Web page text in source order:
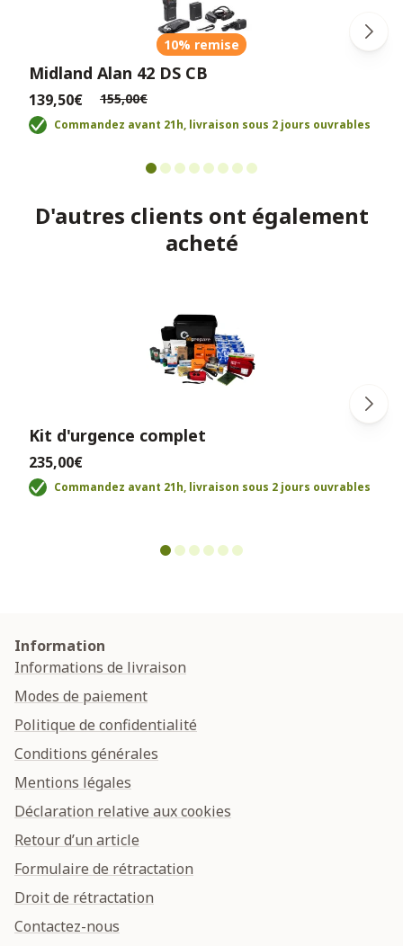
10% remise
Midland Alan 42 DS CB
139,50€ 155,00€
Commandez avant 21h, livraison sous 2 jours ouvrables
D'autres clients ont également
acheté
Kit d'urgence complet
235,00€
Commandez avant 21h, livraison sous 2 jours ouvrables
Information
Informations de livraison
Modes de paiement
Politique de confidentialité
Conditions générales
Mentions légales
Déclaration relative aux cookies
Retour d’un article
Formulaire de rétractation
Droit de rétractation
Contactez-nous